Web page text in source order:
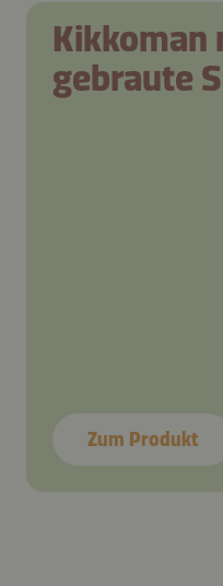
Kikkoman
gebraute
Zum Produkt